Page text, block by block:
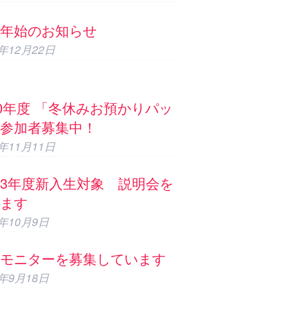
始のお知らせ
12月22日
度 「冬休みお預かりパッ
加者募集中！
11月11日
年度新入生対象 説明会を
す
10月9日
ニターを募集しています
9月18日